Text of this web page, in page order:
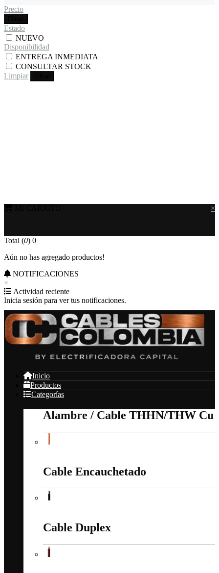
Precio
Estado
NUEVO
Disponibilidad
ENTREGA INMEDIATA
CONSULTAR STOCK
Limpiar
×
Total (0) 0
Aún no has agregado productos!
NOTIFICACIONES
×
Actividad reciente
Inicia sesión para ver tus notificaciones.
Inicio
Productos
Categorías
Alambre / Cable THHN/THW Cu
Cable Encauchetado
Cable Duplex